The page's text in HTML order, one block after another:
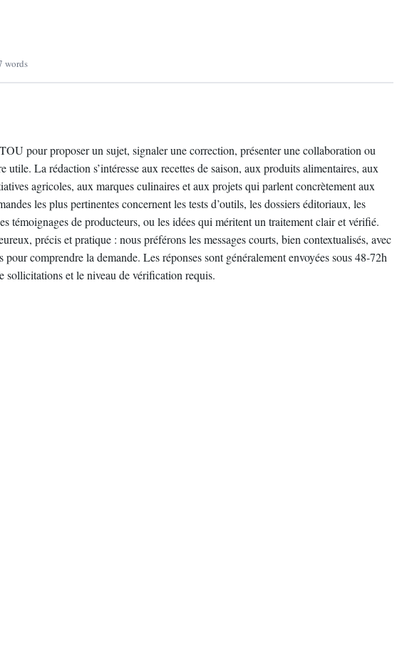
words
pour proposer un sujet, signaler une correction, présenter une collaboration ou
utile. La rédaction s’intéresse aux recettes de saison, aux produits alimentaires, aux
agricoles, aux marques culinaires et aux projets qui parlent concrètement aux
les plus pertinentes concernent les tests d’outils, les dossiers éditoriaux, les
témoignages de producteurs, ou les idées qui méritent un traitement clair et vérifié.
précis et pratique : nous préférons les messages courts, bien contextualisés, avec
pour comprendre la demande. Les réponses sont généralement envoyées sous 48-72h
sollicitations et le niveau de vérification requis.